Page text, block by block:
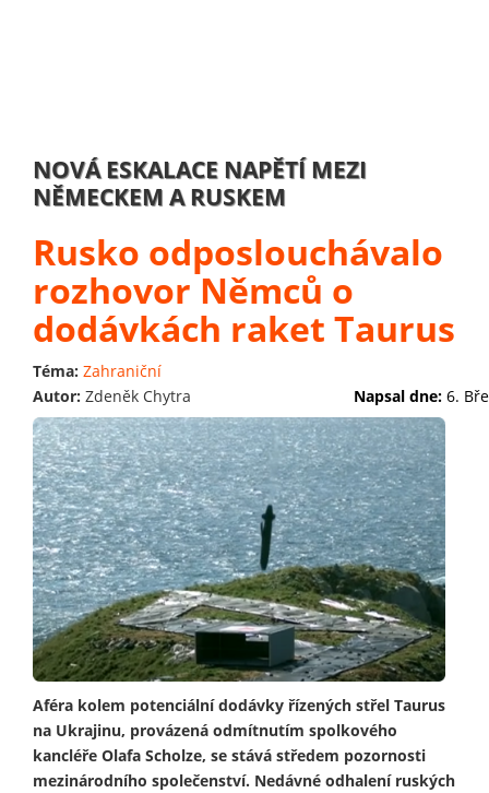
NOVÁ ESKALACE NAPĚTÍ MEZI
NĚMECKEM A RUSKEM
Rusko odposlouchávalo
rozhovor Němců o
dodávkách raket Taurus
Téma: Zahraniční
Autor: Zdeněk Chytra Napsal dne: 6.
Aféra kolem potenciální dodávky řízených střel Taurus
na Ukrajinu, provázená odmítnutím spolkového
kancléře Olafa Scholze, se stává středem pozornosti
mezinárodního společenství. Nedávné odhalení ruských